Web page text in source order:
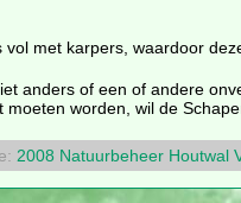
vol met karpers, waardoor
anders of een of andere
moeten worden, wil de
2008 Natuurbeheer Houtwal